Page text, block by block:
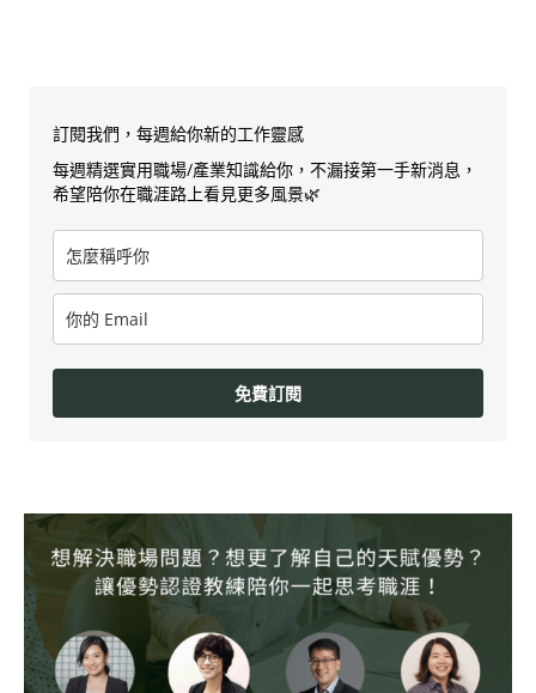
訂閱我們，每週給你新的工作靈感
每週精選實用職場/產業知識給你，不漏接第一手新消息，
希望陪你在職涯路上看見更多風景🌿
免費訂閱